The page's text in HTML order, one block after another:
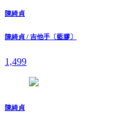
陳綺貞
陳綺貞 / 吉他手〔藍膠〕
1,499
陳綺貞